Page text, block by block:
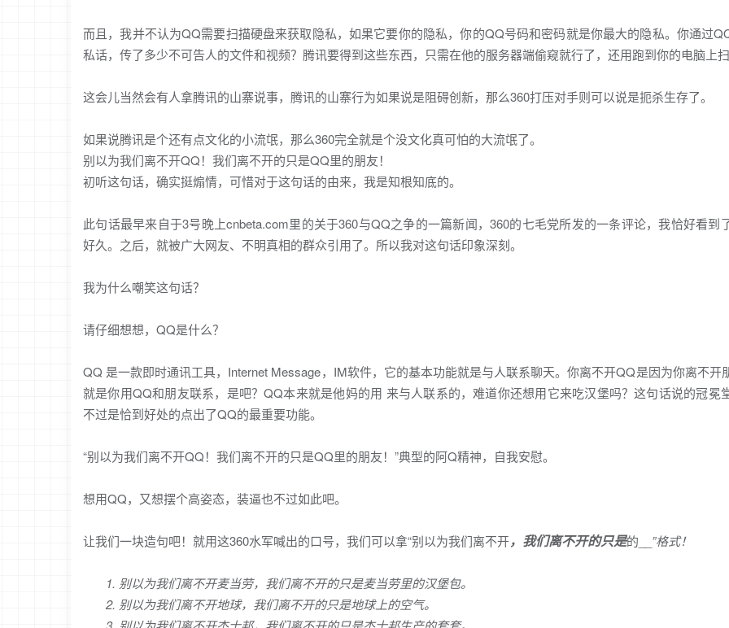
而且，我并不认为QQ需要扫描硬盘来获取隐私，如果它要你的隐私，你的QQ号码和密码就是你最大的隐私。你通过
私话，传了多少不可告人的文件和视频？腾讯要得到这些东西，只需在他的服务器端偷窥就行了，还用跑到你的电脑上
这会儿当然会有人拿腾讯的山寨说事，腾讯的山寨行为如果说是阻碍创新，那么360打压对手则可以说是扼杀生存了。
如果说腾讯是个还有点文化的小流氓，那么360完全就是个没文化真可怕的大流氓了。
别以为我们离不开QQ！我们离不开的只是QQ里的朋友！
初听这句话，确实挺煽情，可惜对于这句话的由来，我是知根知底的。
此句话最早来自于3号晚上cnbeta.com里的关于360与QQ之争的一篇新闻，360的七毛党所发的一条评论，我恰好看到
好久。之后，就被广大网友、不明真相的群众引用了。所以我对这句话印象深刻。
我为什么嘲笑这句话？
请仔细想想，QQ是什么？
QQ 是一款即时通讯工具，Internet Message，IM软件，它的基本功能就是与人联系聊天。你离不开QQ是因为你离不开
就是你用QQ和朋友联系，是吧？QQ本来就是他妈的用 来与人联系的，难道你还想用它来吃汉堡吗？这句话说的冠冕
不过是恰到好处的点出了QQ的最重要功能。
“别以为我们离不开QQ！我们离不开的只是QQ里的朋友！”典型的阿Q精神，自我安慰。
想用QQ，又想摆个高姿态，装逼也不过如此吧。
让我们一块造句吧！就用这360水军喊出的口号，我们可以拿“别以为我们离不开，我们离不开的只是的__ ”格式！
1. 别以为我们离不开麦当劳，我们离不开的只是麦当劳里的汉堡包。
2. 别以为我们离不开地球，我们离不开的只是地球上的空气。